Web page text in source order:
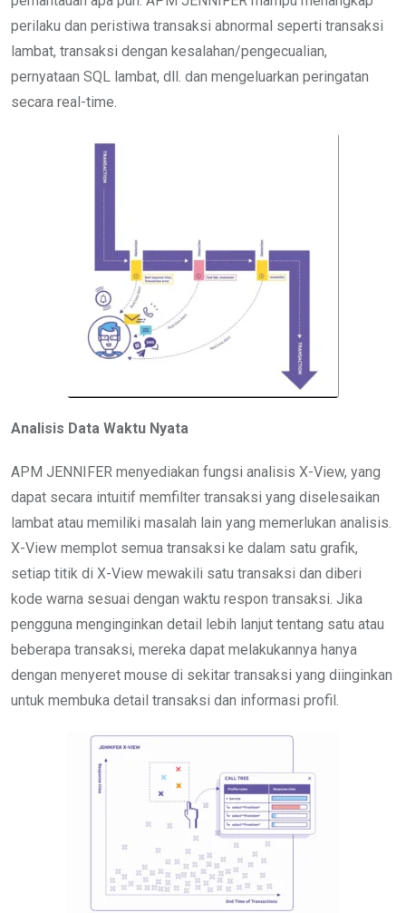
perilaku dan peristiwa transaksi abnormal seperti transaksi
lambat, transaksi dengan kesalahan/pengecualian,
pernyataan SQL lambat, dll. dan mengeluarkan peringatan
secara real-time.
Analisis Data Waktu Nyata
APM JENNIFER menyediakan fungsi analisis X-View, yang
dapat secara intuitif memfilter transaksi yang diselesaikan
lambat atau memiliki masalah lain yang memerlukan analisis.
X-View memplot semua transaksi ke dalam satu grafik,
setiap titik di X-View mewakili satu transaksi dan diberi
kode warna sesuai dengan waktu respon transaksi. Jika
pengguna menginginkan detail lebih lanjut tentang satu atau
beberapa transaksi, mereka dapat melakukannya hanya
dengan menyeret mouse di sekitar transaksi yang diinginkan
untuk membuka detail transaksi dan informasi profil.